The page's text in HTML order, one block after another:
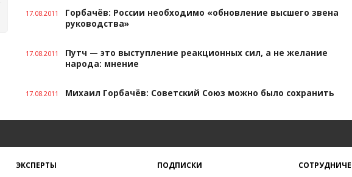
17.08.2011
Горбачёв: России необходимо «обновление высшего звена
руководства»
17.08.2011
Путч — это выступление реакционных сил, а не желание
народа: мнение
17.08.2011 Михаил Горбачёв: Советский Союз можно было сохранить
ЭКСПЕРТЫ ПОДПИСКИ